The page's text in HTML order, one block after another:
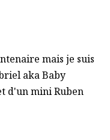
mais je suis
aka Baby
d'un mini Ruben